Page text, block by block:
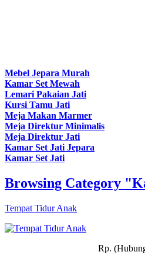
Mebel Jepara Murah
Kamar Set Mewah
Lemari Pakaian Jati
Kursi Tamu Jati
Meja Makan Marmer
Meja Direktur Minimalis
Meja Direktur Jati
Kamar Set Jati Jepara
Kamar Set Jati
Browsing Category
Tempat Tidur Anak
Rp.